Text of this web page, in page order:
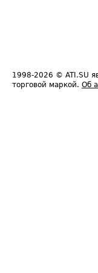
1998-2026 © ATI.SU
торговой маркой. Об